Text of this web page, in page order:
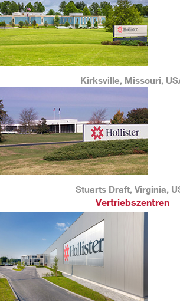
Kirksville, Missouri,
Stuarts Draft, Virginia,
Vertriebszentren